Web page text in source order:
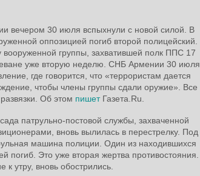
вечером 30 июля вспыхнули с новой силой. В
оппозицией погиб второй полицейский.
вооруженной группы, захватившей полк ППС 17
уже вторую неделю. СНБ Армении 30 июля
где говорится, что «террористам дается
чтобы члены группы сдали оружие». Все
Об этом пишетГазета.Ru.
патрульно-постовой службы, захваченной
вновь вылилась в перестрелку. Под
машина полиции. Один из находившихся
погиб. Это уже вторая жертва противостояния.
к утру, вновь обострились.